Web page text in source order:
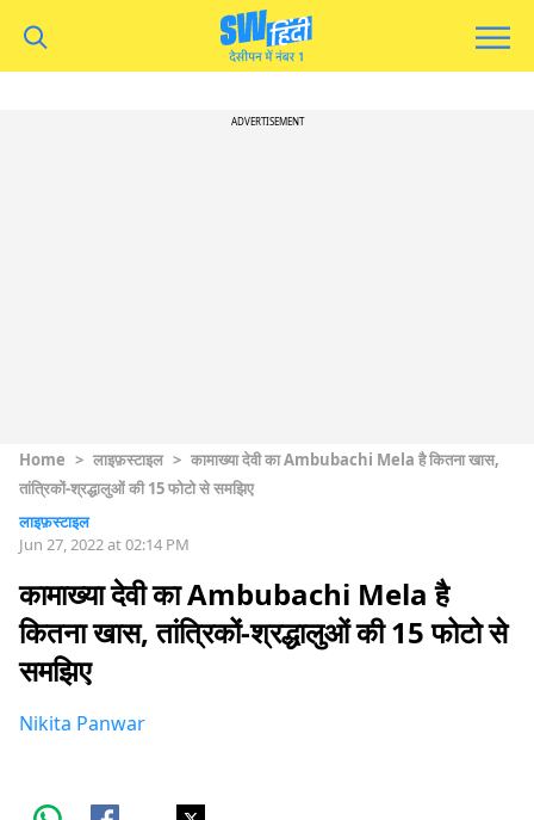
ADVERTISEMENT
Home > लाइफ़स्टाइल > कामाख्या देवी का Ambubachi Mela है कितना खास,
तांत्रिकों-श्रद्धालुओं की 15 फोटो से समझिए
लाइफ़स्टाइल
Jun 27, 2022 at 02:14 PM
कामाख्या देवी का Ambubachi Mela है
कितना खास, तांत्रिकों-श्रद्धालुओं की 15 फोटो से
समझिए
Nikita Panwar